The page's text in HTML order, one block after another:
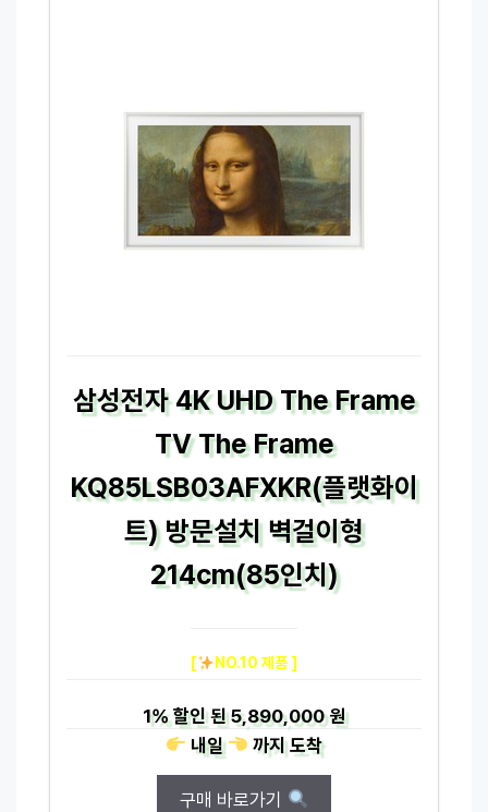
삼성전자 4K UHD The Frame
TV The Frame
KQ85LSB03AFXKR(플랫화이
트) 방문설치 벽걸이형
214cm(85인치)
[ NO.10 제품 ]
1%할인 된5,890,000 원
내일
까지도착
구매 바로가기